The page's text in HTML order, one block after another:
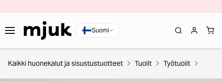
Suomi
Kaikki huonekalut ja sisustustuotteet Tuolit Työtuolit